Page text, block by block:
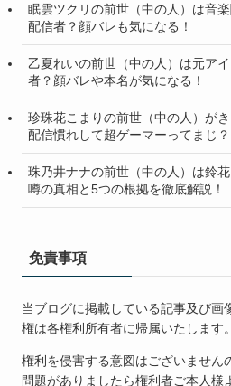
眠雲ツクリの前世（中の人）は音
配信者？顔バレも気になる！
乙夏れいの前世（中の人）は元ア
者？顔バレや本名が気になる！
珍珠花こまりの前世（中の人）がき
配信慣れして超ゲーマーってまじ？
珠乃井ナナの前世（中の人）は鈴
噂の真相と5つの根拠を徹底解説！
免責事項
当ブログに掲載している記事及び画
権は各権利所有者に帰属いたします。
権利を侵害する意図はございません
問題がありましたら権利者ご本人様